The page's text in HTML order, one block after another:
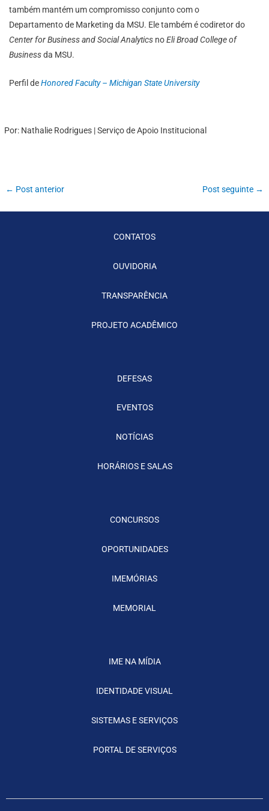
também mantém um compromisso conjunto com o
Departamento de Marketing da MSU. Ele também é codiretor do
Center for Business and Social Analytics noEli Broad College of
Businessda MSU.
Perfil deHonored Faculty – Michigan State University
Por: Nathalie Rodrigues | Serviço de Apoio Institucional
← Post anterior Post seguinte →
CONTATOS
OUVIDORIA
TRANSPARÊNCIA
PROJETO ACADÊMICO
DEFESAS
EVENTOS
NOTÍCIAS
HORÁRIOS E SALAS
CONCURSOS
OPORTUNIDADES
IMEMÓRIAS
MEMORIAL
IME NA MÍDIA
IDENTIDADE VISUAL
SISTEMAS E SERVIÇOS
PORTAL DE SERVIÇOS